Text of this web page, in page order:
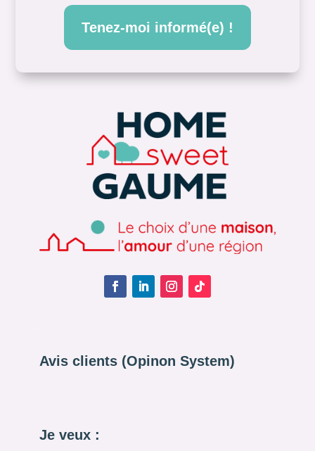
Tenez-moi informé(e) !
Avis clients (Opinon System)
Je veux :